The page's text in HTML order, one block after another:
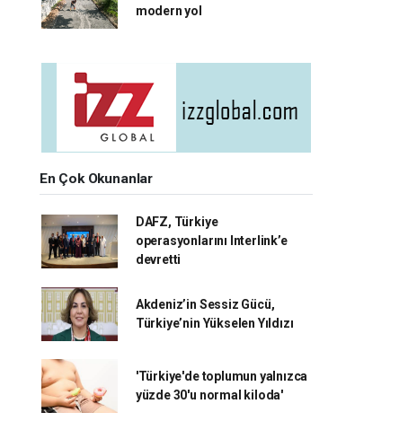
modern yol
En Çok Okunanlar
DAFZ, Türkiye
operasyonlarını Interlink’e
devretti
Akdeniz’in Sessiz Gücü,
Türkiye’nin Yükselen Yıldızı
'Türkiye'de toplumun yalnızca
yüzde 30'u normal kiloda'